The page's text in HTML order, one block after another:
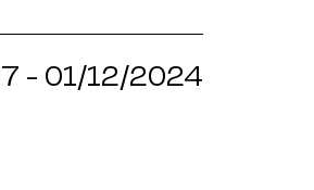
- 01/12/2024